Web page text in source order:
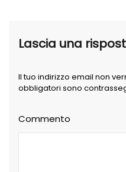
Lascia una
Il tuo indirizzo email non
obbligatori sono
Commento